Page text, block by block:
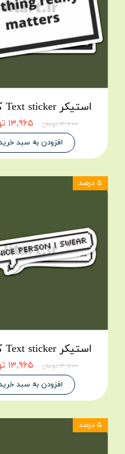
استیکر Text sticker کد E87
۱۴,۷۰۰ تومان ۱۳,۹۶۵ تومان
افزودن به سبد
استیکر Text sticker کد E83
۱۴,۷۰۰ تومان ۱۳,۹۶۵ تومان
افزودن به سبد
۵ درصد
۵ درصد